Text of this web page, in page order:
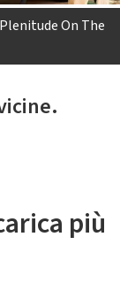
On The
più